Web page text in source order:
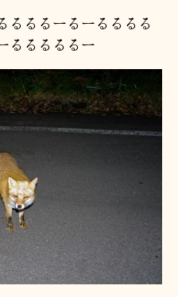
るるるーるーるるるる
るるるるるー